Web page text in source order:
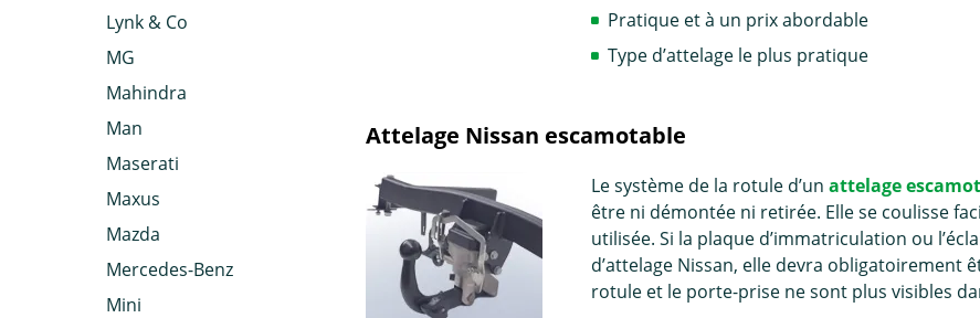
Lynk & Co
MG
Mahindra
Man
Maserati
Maxus
Mazda
Mercedes-Benz
Mini
Pratique et à un prix abordable
Type d’attelage le plus pratique
Attelage Nissan escamotable
Le système de la rotule d’unattelage
être ni démontée ni retirée. Elle se coulisse
utilisée. Si la plaque d’immatriculation ou
d’attelage Nissan, elle devra obligatoirement
rotule et le porte-prise ne sont plus visibles